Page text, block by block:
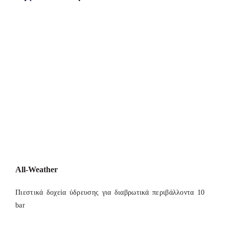
All-Weather
Πιεστικά δοχεία ύδρευσης για διαβρωτικά περιβάλλοντα 10
bar